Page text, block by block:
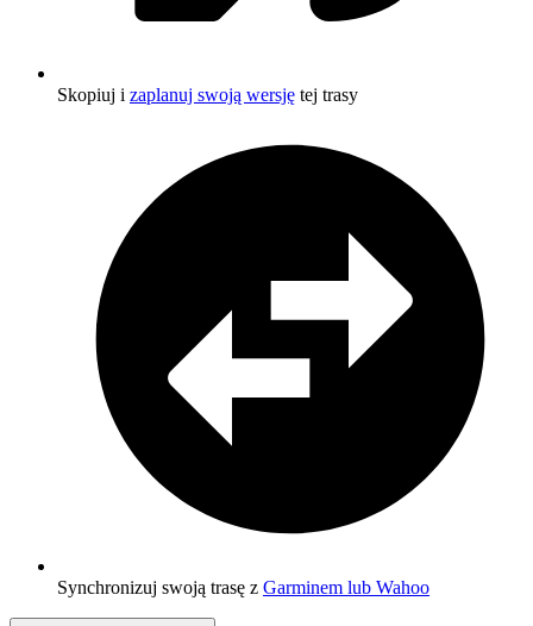
Skopiuj i zaplanuj swoją wersję tej trasy
Synchronizuj swoją trasę z Garminem lub Wahoo